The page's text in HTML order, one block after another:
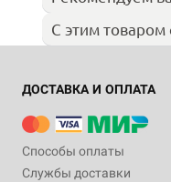
С этим товаром
ДОСТАВКА И ОПЛАТА
Способы оплаты
Службы доставки